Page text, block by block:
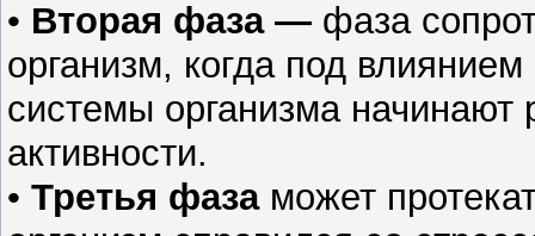
• Вторая фаза — фаза
организм, когда под
системы организма
активности.
• Третья фазаможет